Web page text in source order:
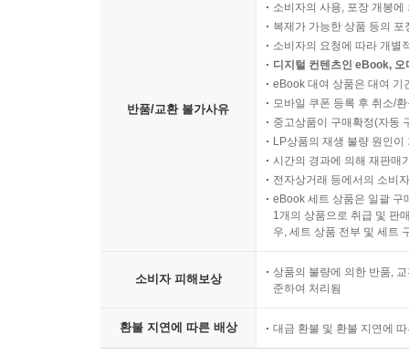
반품/교환 불가사유
소비자의 사용, 포장 개봉
복제가 가능한 상품 등의
소비자의 요청에 따라 개별
디지털 컨텐츠인 eBook,
eBook 대여 상품은 대여 기
모바일 쿠폰 등록 후 취소/
중고상품이 구매확정(자동
LP상품의 재생 불량 원인
시간의 경과에 의해 재판매
전자상거래 등에서의 소비
eBook 세트 상품은 일괄 구
1개의 상품으로 취급 및 판
우, 세트 상품 전부 및 세트
소비자 피해보상
상품의 불량에 의한 반품,
준하여 처리됨
환불 지연에 따른 배상 대금 환불 및 환불 지연에